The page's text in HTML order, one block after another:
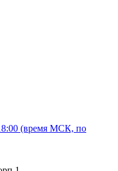
(время МСК, по